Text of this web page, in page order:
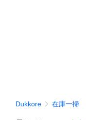
Dukkore 在庫一掃